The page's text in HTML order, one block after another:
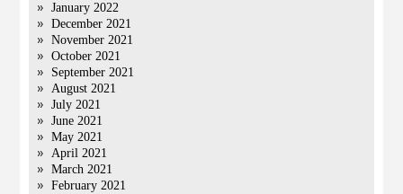
January 2022
December 2021
November 2021
October 2021
September 2021
August 2021
July 2021
June 2021
May 2021
April 2021
March 2021
February 2021